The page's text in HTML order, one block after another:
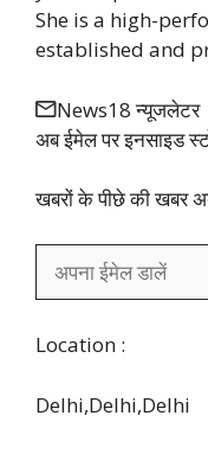
She is a high-
established and
News18 न्यूजलेटर
अब ईमेल पर इनसाइड
खबरों के पीछे की खबर
Location :
Delhi,Delhi,Delhi